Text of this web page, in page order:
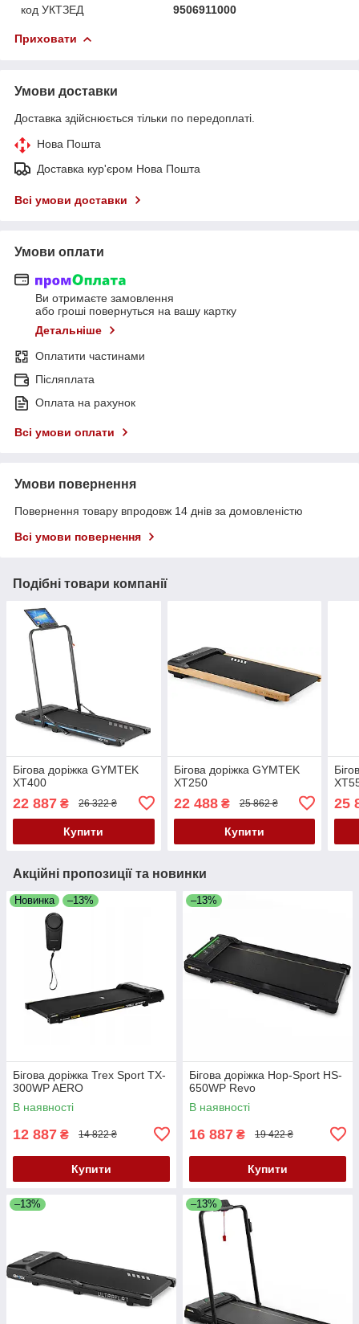
код УКТЗЕД 9506911000
Приховати
Умови доставки
Доставка здійснюється тільки по передоплаті.
Нова Пошта
Доставка кур'єром Нова Пошта
Всі умови доставки
Умови оплати
Ви отримаєте замовлення
або гроші повернуться на вашу картку
Детальніше
Оплатити частинами
Післяплата
Оплата на рахунок
Всі умови оплати
Умови повернення
Повернення товару впродовж 14 днів за домовленістю
Всі умови повернення
Подібні товари компанії
Бігова доріжка GYMTEK
XT400
22 887 ₴ 26 322 ₴
Купити
Бігова доріжка GYMTEK
XT250
22 488₴ 25 862 ₴
Купити
25
Акційні пропозиції та новинки
Новинка –13%
Бігова доріжка Trex Sport TX-
300WP AERO
В наявності
12 887 ₴ 14 822 ₴
Купити
–13%
Бігова доріжка Hop-Sport HS-
650WP Revo
В наявності
16 887 ₴ 19 422 ₴
Купити
–13% –13%